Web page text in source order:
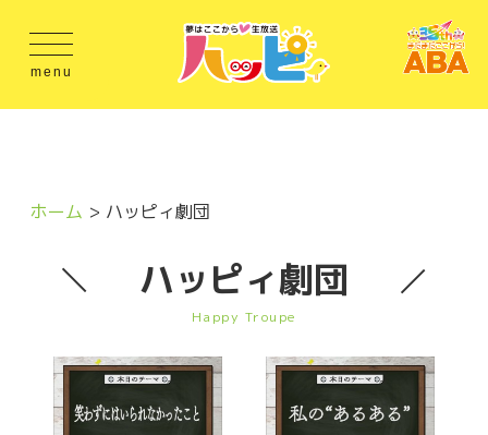
menu
ホーム ハッピィ劇団
ハッピィ劇団
Happy Troupe